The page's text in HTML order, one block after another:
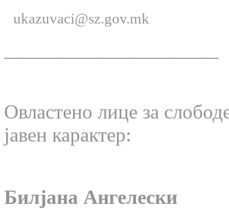
ukazuvaci@sz.gov.mk
Овластено лице за
јавен карактер:
Билјана Ангелески